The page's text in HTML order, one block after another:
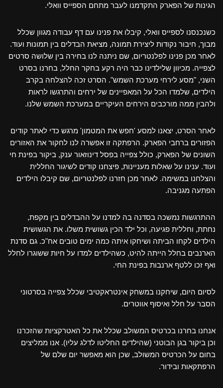
הגינות של הפארק התקדמנו לעבר מתחם הספייס וואלי.
כשנכנסנו לספייס וואלי, קיבלו את פנינו עם דף עבודה מגוון שכלל
מבוך, חיבור נקודות ליצירת תמונה, מציאת הבדלים בין תמונות ועוד.
לאחר מכן פנינו לפלנטריום, שם ניתנה לנו בחירה בין שלושה סרטים
לצפייה. מכיוון שלילדינו כבר היה רקע בחקר החלל, בחרנו בסרט
השני, "מסע לירחי מערכת השמש". הסרט זכה להצלחה בקרב
הילדים, שלמדו הכל על המאפיינים של ירחים והתרגשו לראות
ולהבין ממה מורכבים הירחים העיקריים במערכת השמש שלנו.
לאחר הסרט, יצאנו למסע 'חפש את המטמון' מרגש כדי לאתר קודים
הפזורים ברחבי הפארק. הרפתקה זו אפשרה לנו לחקור את האזורים
השונים של הפארק, כולל צפייה בפסל דינוזאור ענק, ביקור בפינת חי
ועוד. ענינו על שאלות מעניינות, פיצחנו קודים לשיגור החללית
והצלחנו במשימה. לאחר מכן חזרנו לפלנטריום, שם קיבלו הילדים
הפתעה מגניבה.
ההתרגשות נמשכה בסדנה בה למדנו על ההבדלים בין מקפת,
נחתת, וחללית פגיעה, וכל ילד הכין גשושית משלו. את הגשושית
הילדים לקחו הביתה ושיחקו איתה כמה ימים טובים אח"כ. גם סדנת
הארנבים בחלל הייתה להיט, כשהילדים למדו על חיות ששוגרו לחלל
ואף זכו ללטף ארנבות בפינת החי.
לסיום היום, שיחקנו במשחק אינטראקטיבי שכלל צפייה בסרטוני
הסבר על חלל ואיסוף אווטרים.
אנחנו בחרנו בכרטיס המשולב שכלל את כל האטרקציות שהזכרנו
וכן ביקור בגן הבוטני (שהילדים החליטו לדלג עליו). אנו ממליצים
בחום על הכרטיס המשולב, שכן הוא מאפשר יום שלם של
הרפתקאות ובידור.